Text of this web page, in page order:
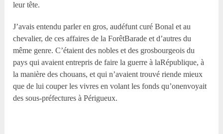
leur tête.
J’avais entendu parler en gros, audéfunt curé Bonal et au
chevalier, de ces affaires de la ForêtBarade et d’autres du
même genre. C’étaient des nobles et des grosbourgeois du
pays qui avaient entrepris de faire la guerre à laRépublique, à
la manière des chouans, et qui n’avaient trouvé riende mieux
que de lui couper les vivres en volant les fonds qu’onenvoyait
des sous-préfectures à Périgueux.